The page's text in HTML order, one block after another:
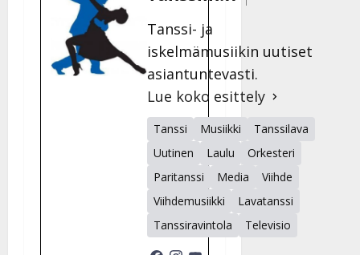
Tanssi- ja
iskelmämusiikin uutiset
asiantuntevasti.
Lue koko esittely
Tanssi Musiikki
Tanssilava
Uutinen
Laulu
Orkesteri
Paritanssi
Media
Viihde
Viihdemusiikki
Lavatanssi
Tanssiravintola
Televisio